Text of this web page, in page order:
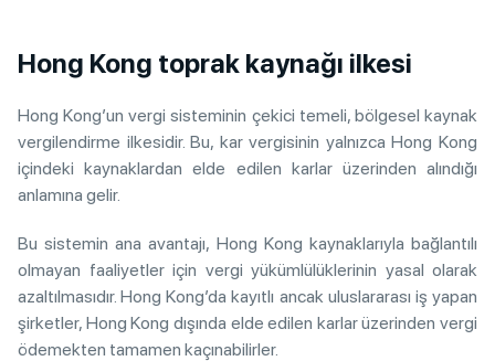
Hong Kong toprak kaynağı ilkesi
Hong Kong’un vergi sisteminin çekici temeli, bölgesel kaynak
vergilendirme ilkesidir. Bu, kar vergisinin yalnızca Hong Kong
içindeki kaynaklardan elde edilen karlar üzerinden alındığı
anlamına gelir.
Bu sistemin ana avantajı, Hong Kong kaynaklarıyla bağlantılı
olmayan faaliyetler için vergi yükümlülüklerinin yasal olarak
azaltılmasıdır. Hong Kong’da kayıtlı ancak uluslararası iş yapan
şirketler, Hong Kong dışında elde edilen karlar üzerinden vergi
ödemekten tamamen kaçınabilirler.